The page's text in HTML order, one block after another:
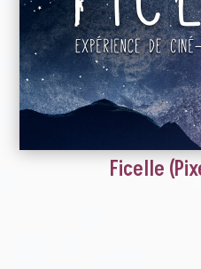
Ficelle